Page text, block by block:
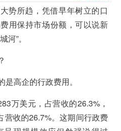
势所趋，凭借早年树立的口
用保持市场份额，可以说新
”。
高企的行政费用。
万美元，占营收的26.3%，
营收的26.7%。这期间行政费